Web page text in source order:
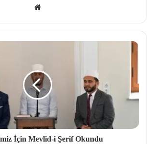
site
si
İçin Mevlid-i Şerif Okundu